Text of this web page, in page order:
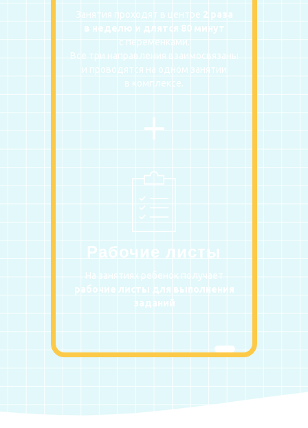
+
Занятия проходят в центре 2 раза
в неделю и длятся 80 минут
с переменками.
Все три направления взаимосвязаны
и проводятся на одном занятии
в комплексе.
Рабочие листы
На занятиях ребенок получает
рабочие листы для выполнения
заданий